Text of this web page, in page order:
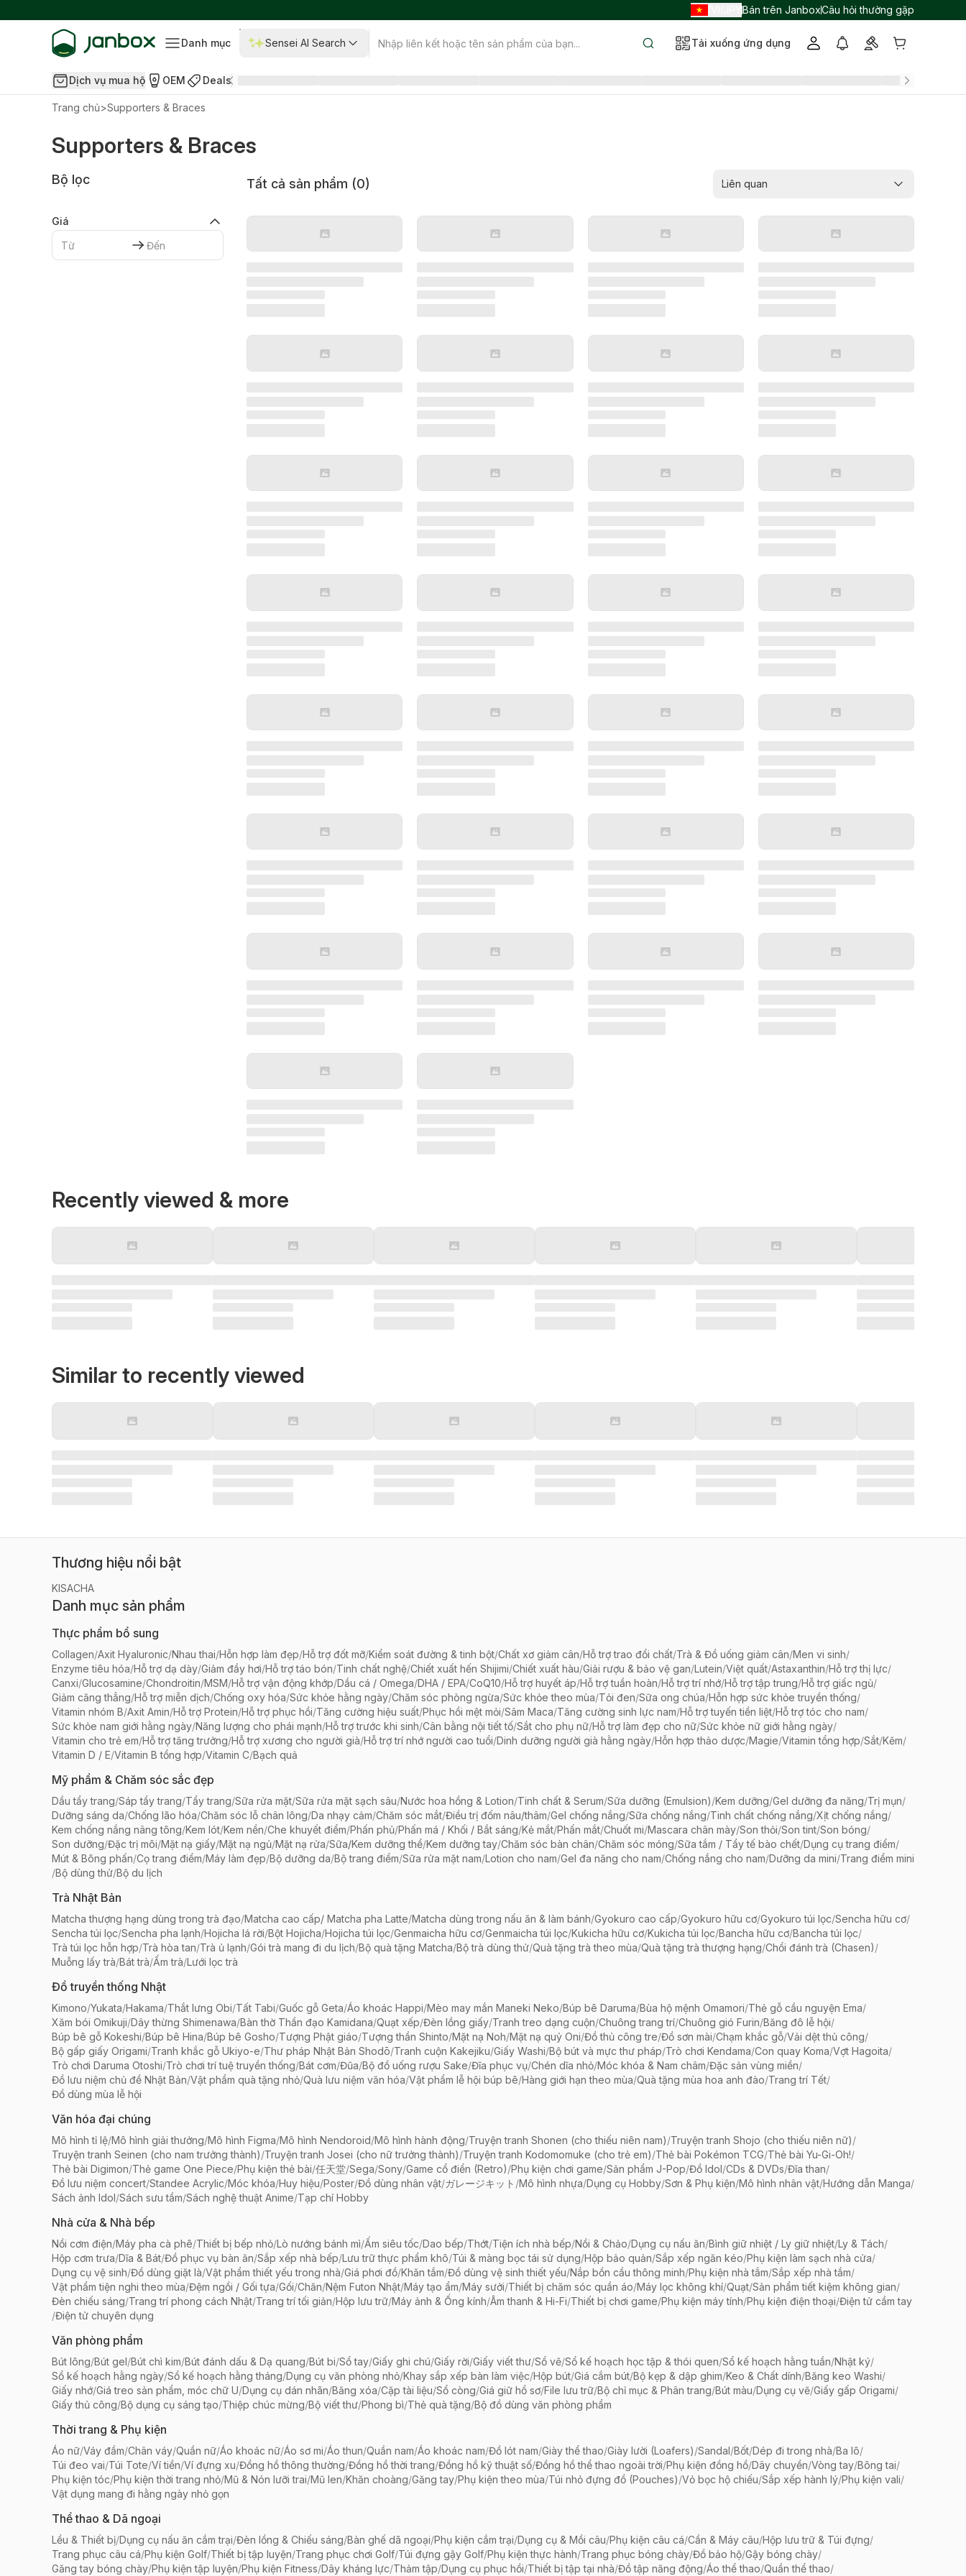
Bán trên JanboxCâu hỏi thường gặp
Danh mục Sensei AI Search Tải xuống ứng dụng
Dịch vụ mua hộ OEM Deals
Trang chủ>Supporters & Braces
Supporters & Braces
Bộ lọc
Giá
Tất cả sản phẩm (0) Liên quan
Recently viewed & more
Similar to recently viewed
Thương hiệu nổi bật
KISACHA
Danh mục sản phẩm
Thực phẩm bổ sung
Collagen/Axit Hyaluronic/Nhau thai/Hỗn hợp làm đẹp/Hỗ trợ đốt mỡ/Kiểm soát đường & tinh bột/Chất xơ giảm cân/Hỗ trợ trao đổi chất/Trà & Đồ uống giảm cân/Men vi sinh/
Enzyme tiêu hóa/Hỗ trợ dạ dày/Giảm đầy hơi/Hỗ trợ táo bón/Tinh chất nghệ/Chiết xuất hến Shijimi/Chiết xuất hàu/Giải rượu & bảo vệ gan/Lutein/Việt quất/Astaxanthin/Hỗ trợ thị lực/
Canxi/Glucosamine/Chondroitin/MSM/Hỗ trợ vận động khớp/Dầu cá / Omega/DHA / EPA/CoQ10/Hỗ trợ huyết áp/Hỗ trợ tuần hoàn/Hỗ trợ trí nhớ/Hỗ trợ tập trung/Hỗ trợ giấc ngủ/
Giảm căng thẳng/Hỗ trợ miễn dịch/Chống oxy hóa/Sức khỏe hằng ngày/Chăm sóc phòng ngừa/Sức khỏe theo mùa/Tỏi đen/Sữa ong chúa/Hỗn hợp sức khỏe truyền thống/
Vitamin nhóm B/Axit Amin/Hỗ trợ Protein/Hỗ trợ phục hồi/Tăng cường hiệu suất/Phục hồi mệt mỏi/Sâm Maca/Tăng cường sinh lực nam/Hỗ trợ tuyến tiền liệt/Hỗ trợ tóc cho nam/
Sức khỏe nam giới hằng ngày/Năng lượng cho phái mạnh/Hỗ trợ trước khi sinh/Cân bằng nội tiết tố/Sắt cho phụ nữ/Hỗ trợ làm đẹp cho nữ/Sức khỏe nữ giới hằng ngày/
Vitamin cho trẻ em/Hỗ trợ tăng trưởng/Hỗ trợ xương cho người già/Hỗ trợ trí nhớ người cao tuổi/Dinh dưỡng người già hằng ngày/Hỗn hợp thảo dược/Magie/Vitamin tổng hợp/Sắt/Kẽm/
Vitamin D / E/Vitamin B tổng hợp/Vitamin C/Bạch quả
Mỹ phẩm & Chăm sóc sắc đẹp
Dầu tẩy trang/Sáp tẩy trang/Tẩy trang/Sữa rửa mặt/Sữa rửa mặt sạch sâu/Nước hoa hồng & Lotion/Tinh chất & Serum/Sữa dưỡng (Emulsion)/Kem dưỡng/Gel dưỡng đa năng/Trị mụn/
Dưỡng sáng da/Chống lão hóa/Chăm sóc lỗ chân lông/Da nhạy cảm/Chăm sóc mắt/Điều trị đốm nâu/thâm/Gel chống nắng/Sữa chống nắng/Tinh chất chống nắng/Xịt chống nắng/
Kem chống nắng nâng tông/Kem lót/Kem nền/Che khuyết điểm/Phấn phủ/Phấn má / Khối / Bắt sáng/Kẻ mắt/Phấn mắt/Chuốt mi/Mascara chân mày/Son thỏi/Son tint/Son bóng/
Son dưỡng/Đặc trị môi/Mặt nạ giấy/Mặt nạ ngủ/Mặt nạ rửa/Sữa/Kem dưỡng thể/Kem dưỡng tay/Chăm sóc bàn chân/Chăm sóc móng/Sữa tắm / Tẩy tế bào chết/Dụng cụ trang điểm/
Mút & Bông phấn/Cọ trang điểm/Máy làm đẹp/Bộ dưỡng da/Bộ trang điểm/Sữa rửa mặt nam/Lotion cho nam/Gel đa năng cho nam/Chống nắng cho nam/Dưỡng da mini/Trang điểm mini
/Bộ dùng thử/Bộ du lịch
Trà Nhật Bản
Matcha thượng hạng dùng trong trà đạo/Matcha cao cấp/ Matcha pha Latte/Matcha dùng trong nấu ăn & làm bánh/Gyokuro cao cấp/Gyokuro hữu cơ/Gyokuro túi lọc/Sencha hữu cơ/
Sencha túi lọc/Sencha pha lạnh/Hojicha lá rời/Bột Hojicha/Hojicha túi lọc/Genmaicha hữu cơ/Genmaicha túi lọc/Kukicha hữu cơ/Kukicha túi lọc/Bancha hữu cơ/Bancha túi lọc/
Trà túi lọc hỗn hợp/Trà hòa tan/Trà ủ lạnh/Gói trà mang đi du lịch/Bộ quà tặng Matcha/Bộ trà dùng thử/Quà tặng trà theo mùa/Quà tặng trà thượng hạng/Chổi đánh trà (Chasen)/
Muỗng lấy trà/Bát trà/Ấm trà/Lưới lọc trà
Đồ truyền thống Nhật
Kimono/Yukata/Hakama/Thắt lưng Obi/Tất Tabi/Guốc gỗ Geta/Áo khoác Happi/Mèo may mắn Maneki Neko/Búp bê Daruma/Bùa hộ mệnh Omamori/Thẻ gỗ cầu nguyện Ema/
Xăm bói Omikuji/Dây thừng Shimenawa/Bàn thờ Thần đạo Kamidana/Quạt xếp/Đèn lồng giấy/Tranh treo dạng cuộn/Chuông trang trí/Chuông gió Furin/Băng đô lễ hội/
Búp bê gỗ Kokeshi/Búp bê Hina/Búp bê Gosho/Tượng Phật giáo/Tượng thần Shinto/Mặt nạ Noh/Mặt nạ quỷ Oni/Đồ thủ công tre/Đồ sơn mài/Chạm khắc gỗ/Vải dệt thủ công/
Bộ gấp giấy Origami/Tranh khắc gỗ Ukiyo-e/Thư pháp Nhật Bản Shodō/Tranh cuộn Kakejiku/Giấy Washi/Bộ bút và mực thư pháp/Trò chơi Kendama/Con quay Koma/Vợt Hagoita/
Trò chơi Daruma Otoshi/Trò chơi trí tuệ truyền thống/Bát cơm/Đũa/Bộ đồ uống rượu Sake/Đĩa phục vụ/Chén dĩa nhỏ/Móc khóa & Nam châm/Đặc sản vùng miền/
Đồ lưu niệm chủ đề Nhật Bản/Vật phẩm quà tặng nhỏ/Quà lưu niệm văn hóa/Vật phẩm lễ hội búp bê/Hàng giới hạn theo mùa/Quà tặng mùa hoa anh đào/Trang trí Tết/
Đồ dùng mùa lễ hội
Văn hóa đại chúng
Mô hình tỉ lệ/Mô hình giải thưởng/Mô hình Figma/Mô hình Nendoroid/Mô hình hành động/Truyện tranh Shonen (cho thiếu niên nam)/Truyện tranh Shojo (cho thiếu niên nữ)/
Truyện tranh Seinen (cho nam trưởng thành)/Truyện tranh Josei (cho nữ trưởng thành)/Truyện tranh Kodomomuke (cho trẻ em)/Thẻ bài Pokémon TCG/Thẻ bài Yu-Gi-Oh!/
Thẻ bài Digimon/Thẻ game One Piece/Phụ kiện thẻ bài/任天堂/Sega/Sony/Game cổ điển (Retro)/Phụ kiện chơi game/Sản phẩm J-Pop/Đồ Idol/CDs & DVDs/Đĩa than/
Đồ lưu niệm concert/Standee Acrylic/Móc khóa/Huy hiệu/Poster/Đồ dùng nhân vật/ガレージキット /Mô hình nhựa/Dụng cụ Hobby/Sơn & Phụ kiện/Mô hình nhân vật/Hướng dẫn Manga/
Sách ảnh Idol/Sách sưu tầm/Sách nghệ thuật Anime/Tạp chí Hobby
Nhà cửa & Nhà bếp
Nồi cơm điện/Máy pha cà phê/Thiết bị bếp nhỏ/Lò nướng bánh mì/Ấm siêu tốc/Dao bếp/Thớt/Tiện ích nhà bếp/Nồi & Chảo/Dụng cụ nấu ăn/Bình giữ nhiệt / Ly giữ nhiệt/Ly & Tách/
Hộp cơm trưa/Dĩa & Bát/Đồ phục vụ bàn ăn/Sắp xếp nhà bếp/Lưu trữ thực phẩm khô/Túi & màng bọc tái sử dụng/Hộp bảo quản/Sắp xếp ngăn kéo/Phụ kiện làm sạch nhà cửa/
Dụng cụ vệ sinh/Đồ dùng giặt là/Vật phẩm thiết yếu trong nhà/Giá phơi đồ/Khăn tắm/Đồ dùng vệ sinh thiết yếu/Nắp bồn cầu thông minh/Phụ kiện nhà tắm/Sắp xếp nhà tắm/
Vật phẩm tiện nghi theo mùa/Đệm ngồi / Gối tựa/Gối/Chăn/Nệm Futon Nhật/Máy tạo ẩm/Máy sưởi/Thiết bị chăm sóc quần áo/Máy lọc không khí/Quạt/Sản phẩm tiết kiệm không gian/
Đèn chiếu sáng/Trang trí phong cách Nhật/Trang trí tối giản/Hộp lưu trữ/Máy ảnh & Ống kính/Âm thanh & Hi-Fi/Thiết bị chơi game/Phụ kiện máy tính/Phụ kiện điện thoại/Điện tử cầm tay
/Điện tử chuyên dụng
Văn phòng phẩm
Bút lông/Bút gel/Bút chì kim/Bút đánh dấu & Dạ quang/Bút bi/Sổ tay/Giấy ghi chú/Giấy rời/Giấy viết thư/Sổ vẽ/Sổ kế hoạch học tập & thói quen/Sổ kế hoạch hằng tuần/Nhật ký/
Sổ kế hoạch hằng ngày/Sổ kế hoạch hằng tháng/Dụng cụ văn phòng nhỏ/Khay sắp xếp bàn làm việc/Hộp bút/Giá cắm bút/Bộ kẹp & dập ghim/Keo & Chất dính/Băng keo Washi/
Giấy nhớ/Giá treo sản phẩm, móc chữ U/Dụng cụ dán nhãn/Băng xóa/Cặp tài liệu/Sổ còng/Giá giữ hồ sơ/File lưu trữ/Bộ chỉ mục & Phân trang/Bút màu/Dụng cụ vẽ/Giấy gấp Origami/
Giấy thủ công/Bộ dụng cụ sáng tạo/Thiệp chúc mừng/Bộ viết thư/Phong bì/Thẻ quà tặng/Bộ đồ dùng văn phòng phẩm
Thời trang & Phụ kiện
Áo nữ/Váy đầm/Chân váy/Quần nữ/Áo khoác nữ/Áo sơ mi/Áo thun/Quần nam/Áo khoác nam/Đồ lót nam/Giày thể thao/Giày lười (Loafers)/Sandal/Bốt/Dép đi trong nhà/Ba lô/
Túi đeo vai/Túi Tote/Ví tiền/Ví đựng xu/Đồng hồ thông thường/Đồng hồ thời trang/Đồng hồ kỹ thuật số/Đồng hồ thể thao ngoài trời/Phụ kiện đồng hồ/Dây chuyền/Vòng tay/Bông tai/
Phụ kiện tóc/Phụ kiện thời trang nhỏ/Mũ & Nón lưỡi trai/Mũ len/Khăn choàng/Găng tay/Phụ kiện theo mùa/Túi nhỏ đựng đồ (Pouches)/Vỏ bọc hộ chiếu/Sắp xếp hành lý/Phụ kiện vali/
Vật dụng mang đi hằng ngày nhỏ gọn
Thể thao & Dã ngoại
Lều & Thiết bị/Dụng cụ nấu ăn cắm trại/Đèn lồng & Chiếu sáng/Bàn ghế dã ngoại/Phụ kiện cắm trại/Dụng cụ & Mồi câu/Phụ kiện câu cá/Cần & Máy câu/Hộp lưu trữ & Túi đựng/
Trang phục câu cá/Phụ kiện Golf/Thiết bị tập luyện/Trang phục chơi Golf/Túi đựng gậy Golf/Phụ kiện thực hành/Trang phục bóng chày/Đồ bảo hộ/Gậy bóng chày/
Găng tay bóng chày/Phụ kiện tập luyện/Phụ kiện Fitness/Dây kháng lực/Thảm tập/Dụng cụ phục hồi/Thiết bị tập tại nhà/Đồ tập năng động/Áo thể thao/Quần thể thao/